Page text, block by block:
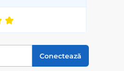
Conectează